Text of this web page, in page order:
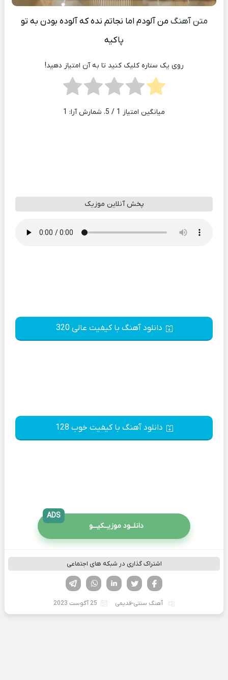
متن آهنگ من آلودم اما نجاتم نده که آلوده بودن به تو
پاکیه
روی یک ستاره کلیک کنید تا به آن امتیاز دهید!
میانگین امتیاز 1 / 5. شمارش آرا: 1
پخش آنلاین موزیک
دانلود آهنگ با کیفیت عالی 320
دانلود آهنگ با کیفیت خوب 128
دانلــود موزیــکیـــو
ADS
اشتراک گذاری در شبکه های اجتماعی
لینکدین تویتر
فیسوک
آهنگ سنتی-قدیمی 25 آگوست 2023